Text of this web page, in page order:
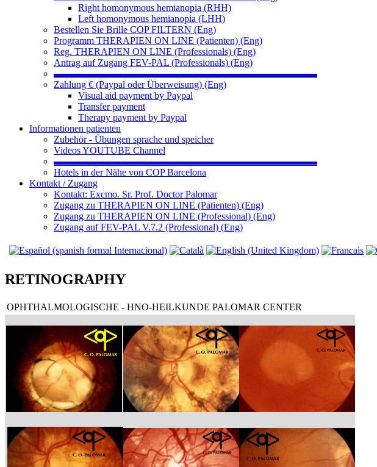
Right homonymous hemianopia (RHH)
Left homonymous hemianopia (LHH)
Bestellen Sie Brille COP FILTERN (Eng)
Programm THERAPIEN ON LINE (Patienten) (Eng)
Reg. THERAPIEN ON LINE (Professionals) (Eng)
Antrag auf Zugang FEV-PAL (Professionals) (Eng)
▬▬▬▬▬▬▬▬▬▬▬▬▬▬▬▬▬▬▬▬▬▬▬▬▬▬▬
Zahlung € (Paypal oder Überweisung) (Eng)
Visual aid payment by Paypal
Transfer payment
Therapy payment by Paypal
Informationen patienten
Zubehör - Übungen sprache und speicher
Videos YOUTUBE Channel
▬▬▬▬▬▬▬▬▬▬▬▬▬▬▬▬▬▬▬▬▬▬▬▬▬▬▬
Hotels in der Nähe von COP Barcelona
Kontakt / Zugang
Kontakt: Excmo. Sr. Prof. Doctor Palomar
Zugang zu THERAPIEN ON LINE (Patienten) (Eng)
Zugang zu THERAPIEN ON LINE (Professional) (Eng)
Zugang auf FEV-PAL V.7.2 (Professional) (Eng)
RETINOGRAPHY
OPHTHALMOLOGISCHE - HNO-HEILKUNDE PALOMAR CENTER